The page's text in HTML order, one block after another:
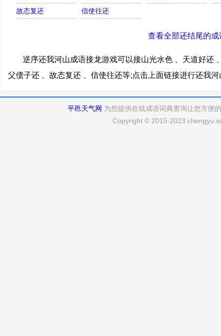
故态复还
信使往还
查看全部还结尾的成
逆序还我河山成语接龙游戏可以接山光水色 、天道好还
父债子还 、故态复还 、信使往还等;点击上面链接进行还我
平邑天气网 为您提供在线成语词典查询让您方便
Copyright © 2015-2023